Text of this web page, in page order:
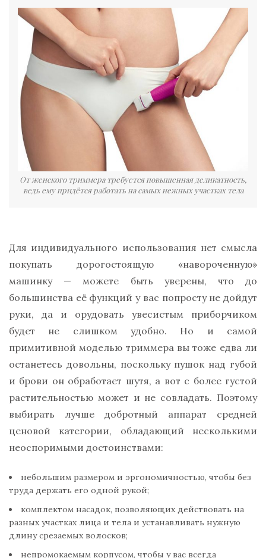
От женского триммера требуется повышенная деликатность,
ведь ему придётся работать на самых нежных участках тела
Для индивидуального использования нет смысла
покупать дорогостоящую «навороченную»
машинку — можете быть уверены, что до
большинства её функций у вас попросту не дойдут
руки, да и орудовать увесистым приборчиком
будет не слишком удобно. Но и самой
примитивной моделью триммера вы тоже едва ли
останетесь довольны, поскольку пушок над губой
и брови он обработает шутя, а вот с более густой
растительностью может и не совладать. Поэтому
выбирать лучше добротный аппарат средней
ценовой категории, обладающий несколькими
неоспоримыми достоинствами:
небольшим размером и эргономичностью, чтобы без
труда держать его одной рукой;
комплектом насадок, позволяющих действовать на
разных участках лица и тела и устанавливать нужную
длину срезаемых волосков;
непромокаемым корпусом, чтобы у вас всегда